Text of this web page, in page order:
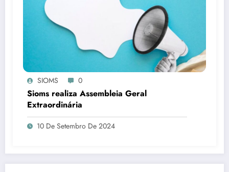
SIOMS 0
Sioms realiza Assembleia Geral
Extraordinária
10 De Setembro De 2024